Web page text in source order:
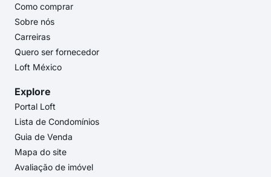
Como comprar
Sobre nós
Carreiras
Quero ser fornecedor
Loft México
Explore
Portal Loft
Lista de Condomínios
Guia de Venda
Mapa do site
Avaliação de imóvel